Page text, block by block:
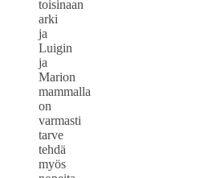
toisinaan
arki
ja
Luigin
ja
Marion
mammalla
on
varmasti
tarve
tehdä
myös